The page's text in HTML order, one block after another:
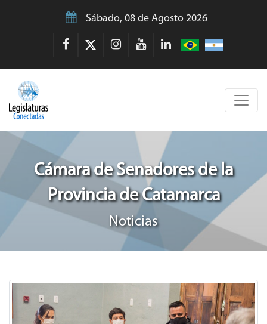
Sábado, 08 de Agosto 2026
Cámara de Senadores de la
Provincia de Catamarca
Noticias